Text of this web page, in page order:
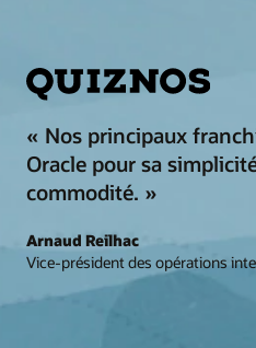
« Nos principaux
Oracle pour sa
commodité. »
Arnaud Reilhac
Vice-président des opérations